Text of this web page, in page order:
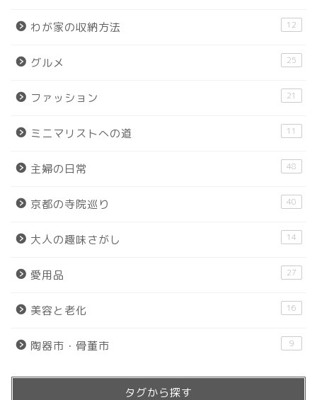
わが家の収納方法 12
グルメ 25
ファッション 21
ミニマリストへの道 11
主婦の日常 48
京都の寺院巡り 40
大人の趣味さがし 14
愛用品 27
美容と老化 16
陶器市・骨董市 9
タグから探す